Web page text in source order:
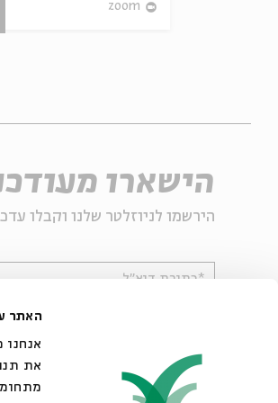
האתר
את
zoom
הישארו
הירשמו לניוזלטר שלנו וקבלו
*כתובת דוא"ל